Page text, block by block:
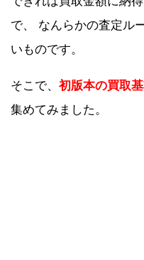
で、 なんらかの査定ル
いものです。
そこで、 初版本の買取
集めてみました。